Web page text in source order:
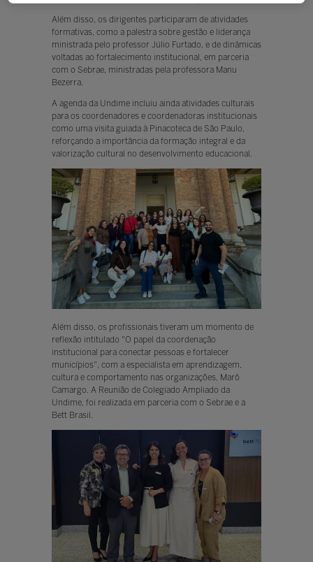
Além disso, os dirigentes participaram de atividades
formativas, como a palestra sobre gestão e liderança
ministrada pelo professor Júlio Furtado, e de dinâmicas
voltadas ao fortalecimento institucional, em parceria
com o Sebrae, ministradas pela professora Manu
Bezerra.
A agenda da Undime incluiu ainda atividades culturais
para os coordenadores e coordenadoras institucionais
como uma visita guiada à Pinacoteca de São Paulo,
reforçando a importância da formação integral e da
valorização cultural no desenvolvimento educacional.
Além disso, os profissionais tiveram um momento de
reflexão intitulado "O papel da coordenação
institucional para conectar pessoas e fortalecer
municípios", com a especialista em aprendizagem,
cultura e comportamento nas organizações, Marô
Camargo. A Reunião de Colegiado Ampliado da
Undime, foi realizada em parceria com o Sebrae e a
Bett Brasil.